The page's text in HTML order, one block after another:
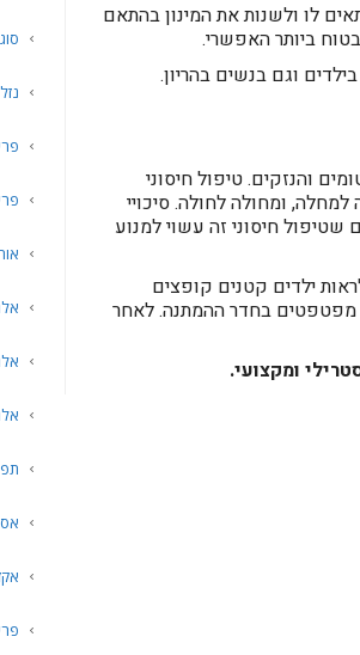
לו ולשנות את המינון בהתאם
ביותר האפשרי.
וגם בנשים בהריון.
והנזקים. טיפול חיסוני
ומחולה לחולה. סיכויי
שטיפול חיסוני זה עשוי למנוע
ילדים קטנים קופצים
מפטפטים בחדר ההמתנה. לאחר
ומקצועי.